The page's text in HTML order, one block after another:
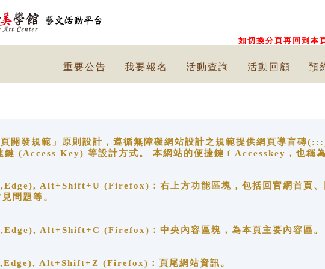
如切換分頁再回到本
重要公告 我要報名 活動查詢 活動回顧 預
開發規範」原則設計，遵循無障礙網站設計之規範提供網頁導盲磚
(Access Key) 等設計方式。 本網站的便捷鍵﹝Accesskey，也稱為
Alt+Shift+U (Firefox)：右上方功能區塊，包括回官網首頁、
問題等。
Alt+Shift+C (Firefox)：中央內容區塊，為本頁主要內容區。
Alt+Shift+Z (Firefox)：頁尾網站資訊。